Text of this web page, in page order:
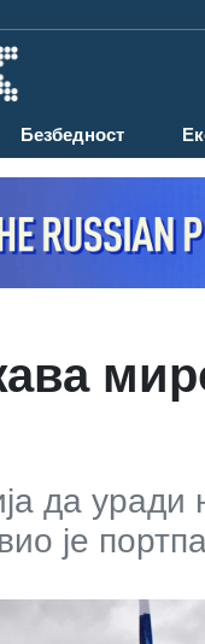
Безбедност
да
је